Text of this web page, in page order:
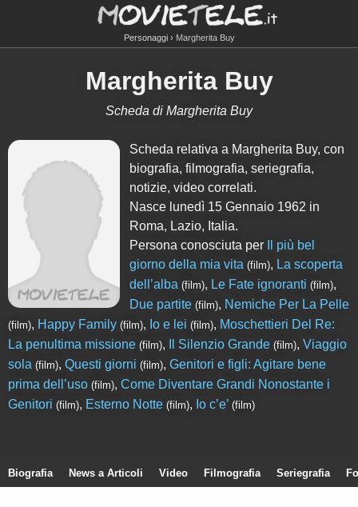
Personaggi Margherita Buy
Margherita Buy
Scheda di Margherita Buy
Scheda relativa a Margherita Buy, con
biografia, filmografia, seriegrafia,
notizie, video correlati.
Nasce lunedì 15 Gennaio 1962 in
Roma, Lazio, Italia.
Persona conosciuta per
Il più bel
giorno della mia vita (film), La scoperta
dell’alba (film), Le Fate ignoranti (film),
Due partite (film), Nemiche Per La Pelle
(film), Happy Family (film), Io e lei (film), Moschettieri Del Re:
La penultima missione (film), Il Silenzio Grande (film), Viaggio
sola (film), Questi giorni (film), Genitori e figli: Agitare bene
prima dell’uso (film), Come Diventare Grandi Nonostante i
Genitori (film), Esterno Notte (film), Io c’e’ (film)
Biografia News a Articoli Video Filmografia Seriegrafia